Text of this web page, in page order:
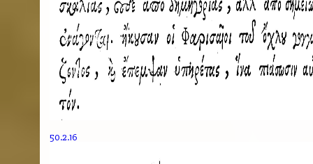
50.2.16